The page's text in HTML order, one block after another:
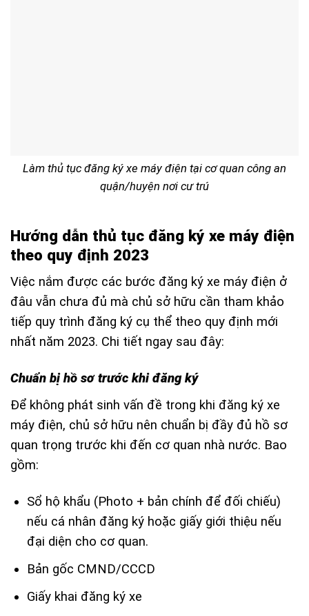
Làm thủ tục đăng ký xe máy điện tại cơ quan công an
quận/huyện nơi cư trú
Hướng dẫn thủ tục đăng ký xe máy điện
theo quy định 2023
Việc nắm được các bước đăng ký xe máy điện ở
đâu vẫn chưa đủ mà chủ sở hữu cần tham khảo
tiếp quy trình đăng ký cụ thể theo quy định mới
nhất năm 2023. Chi tiết ngay sau đây:
Chuẩn bị hồ sơ trước khi đăng ký
Để không phát sinh vấn đề trong khi đăng ký xe
máy điện, chủ sở hữu nên chuẩn bị đầy đủ hồ sơ
quan trọng trước khi đến cơ quan nhà nước. Bao
gồm:
Sổ hộ khẩu (Photo + bản chính để đối chiếu)
nếu cá nhân đăng ký hoặc giấy giới thiệu nếu
đại diện cho cơ quan.
Bản gốc CMND/CCCD
Giấy khai đăng ký xe